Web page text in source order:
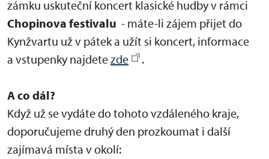
zámku uskuteční koncert klasické hudby v rámci
Chopinova festivalu - máte-li zájem přijet do
Kynžvartu už v pátek a užít si koncert, informace
a vstupenky najdetezde .
A co dál?
Když už se vydáte do tohoto vzdáleného kraje,
doporučujeme druhý den prozkoumat i další
zajímavá místa v okolí: